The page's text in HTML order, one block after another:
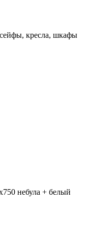
кресла, шкафы
небула + белый